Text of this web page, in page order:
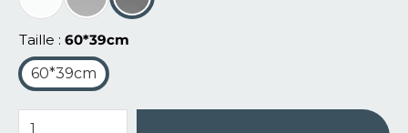
Taille
60*39cm
60*39cm
quantité de Tapis de bain en diatomite Terra Ola